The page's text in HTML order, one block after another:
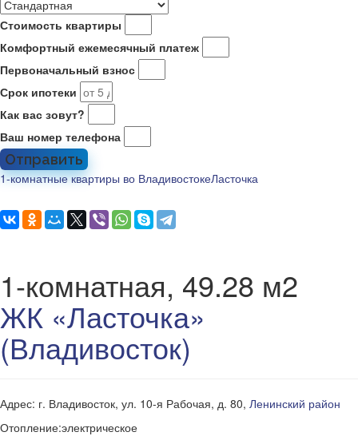
Стоимость квартиры
Комфортный ежемесячный платеж
Первоначальный взнос
Срок ипотеки
Как вас зовут?
Ваш номер телефона
Отправить
1-комнатные квартиры во ВладивостокеЛасточка
1-комнатная, 49.28 м2
ЖК «Ласточка»
(Владивосток)
Адрес: г. Владивосток, ул. 10-я Рабочая, д. 80, Ленинский район
Отопление:электрическое